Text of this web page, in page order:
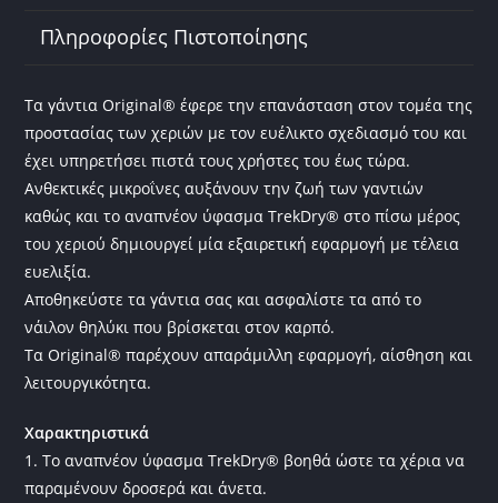
Πληροφορίες Πιστοποίησης
Τα γάντια Original® έφερε την επανάσταση στον τομέα της
προστασίας των χεριών με τον ευέλικτο σχεδιασμό του και
έχει υπηρετήσει πιστά τους χρήστες του έως τώρα.
Ανθεκτικές μικροΐνες αυξάνουν την ζωή των γαντιών
καθώς και το αναπνέον ύφασμα TrekDry® στο πίσω μέρος
του χεριού δημιουργεί μία εξαιρετική εφαρμογή με τέλεια
ευελιξία.
Αποθηκεύστε τα γάντια σας και ασφαλίστε τα από το
νάιλον θηλύκι που βρίσκεται στον καρπό.
Τα Original® παρέχουν απαράμιλλη εφαρμογή, αίσθηση και
λειτουργικότητα.
Χαρακτηριστικά
1. Το αναπνέον ύφασμα TrekDry® βοηθά ώστε τα χέρια να
παραμένουν δροσερά και άνετα.